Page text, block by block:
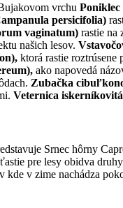
vrchu
persicifolia)
vaginatum) rastie na
našich lesov.
ktorá rastie roztrúsene
ako napovedá
Zubačka
Veternica
Srnec hôrny
pre lesy obidva
kde v zime nachádza